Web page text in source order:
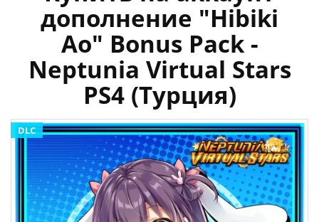
дополнение "Hibiki
Ao" Bonus Pack -
Neptunia Virtual Stars
PS4 (Турция)
DLC